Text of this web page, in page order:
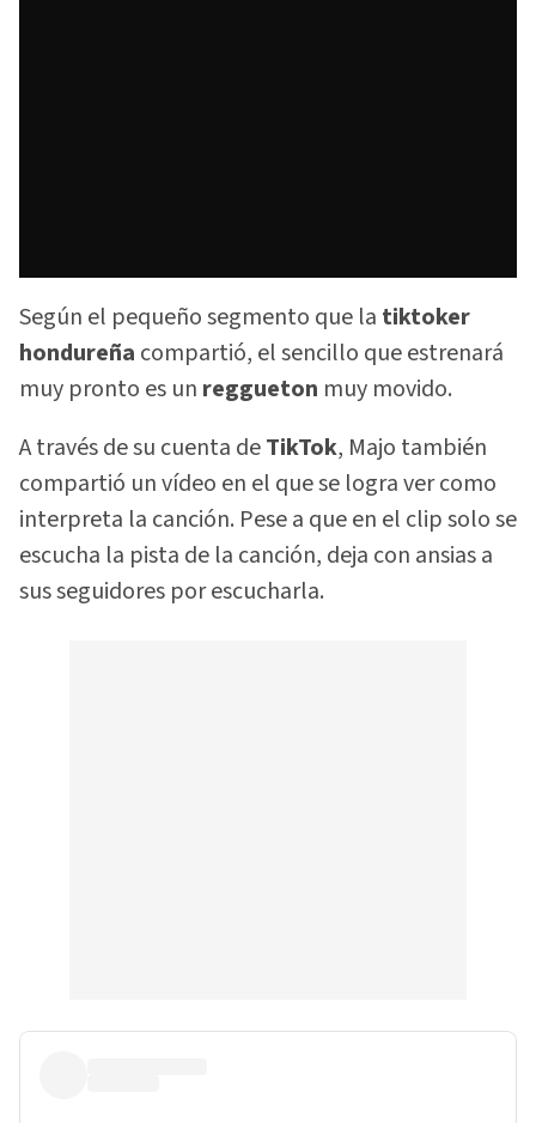
Según el pequeño segmento que la tiktoker
hondureña compartió, el sencillo que estrenará
muy pronto es un reggueton muy movido.
A través de su cuenta deTikTok, Majo también
compartió un vídeo en el que se logra ver como
interpreta la canción. Pese a que en el clip solo se
escucha la pista de la canción, deja con ansias a
sus seguidores por escucharla.